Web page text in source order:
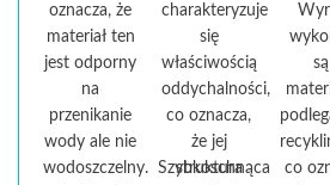
oznacza, że
materiał ten
jest odporny
na
przenikanie
wody ale nie
wodoszczelny. Szybkoschnąca
charakteryzuje
się
właściwością
oddychalności,
co oznacza,
że jej
struktura
co